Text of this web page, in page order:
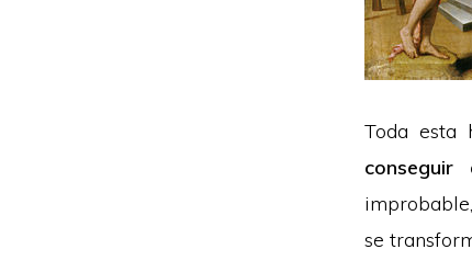
Toda esta
conseguir
se